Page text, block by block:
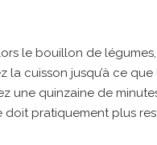
le bouillon de
la cuisson jusqu’à ce
une quinzaine de
doit pratiquement plus